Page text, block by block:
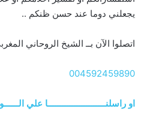
يجعلني دوما عند حسن ظنكم ..
اتصلوا الآن بــ الشيخ الروحاني
004592459890
او راسلنــــــــــــــــــــــــا علي